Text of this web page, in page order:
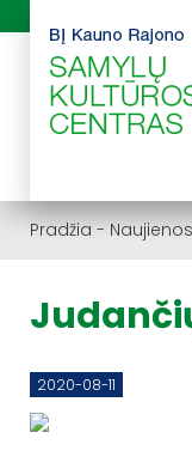
Pradžia - Naujienos
2020-08-11